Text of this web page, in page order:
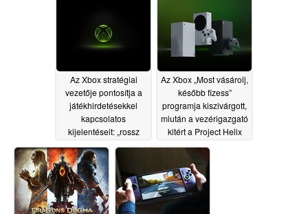
Az Xbox stratégiai
vezetője pontosítja a
játékhirdetésekkel
kapcsolatos
kijelentéseit: „rossz
játékélményt”
06/16/2026
Az Xbox „Most vásárolj,
később fizess”
programja kiszivárgott,
miután a vezérigazgató
kitért a Project Helix